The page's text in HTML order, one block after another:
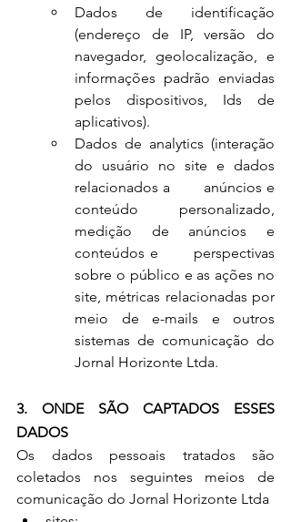
Dados de identificação
(endereço de IP, versão do
navegador, geolocalização, e
informações padrão enviadas
pelos dispositivos, Ids de
aplicativos).
Dados de analytics (interação
do usuário no site e dados
relacionados a       anúncios e
conteúdo personalizado,
medição de anúncios e
conteúdos e       perspectivas
sobre o público e as ações no
site, métricas relacionadas por
meio de e-mails e outros
sistemas de comunicação do
Jornal Horizonte Ltda.
3. ONDE SÃO CAPTADOS ESSES
DADOS
Os dados pessoais tratados são
coletados nos seguintes meios de
comunicação do Jornal Horizonte Ltda